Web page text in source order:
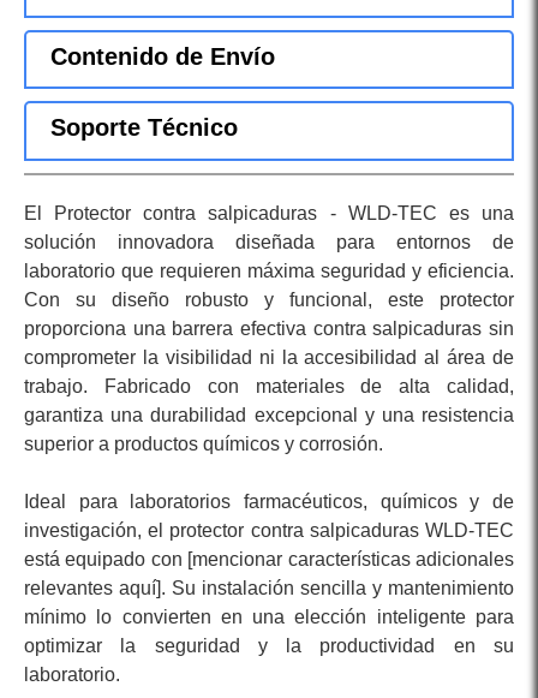
Contenido de Envío
Soporte Técnico
El Protector contra salpicaduras - WLD-TEC es una
solución innovadora diseñada para entornos de
laboratorio que requieren máxima seguridad y eficiencia.
Con su diseño robusto y funcional, este protector
proporciona una barrera efectiva contra salpicaduras sin
comprometer la visibilidad ni la accesibilidad al área de
trabajo. Fabricado con materiales de alta calidad,
garantiza una durabilidad excepcional y una resistencia
superior a productos químicos y corrosión.
Ideal para laboratorios farmacéuticos, químicos y de
investigación, el protector contra salpicaduras WLD-TEC
está equipado con [mencionar características adicionales
relevantes aquí]. Su instalación sencilla y mantenimiento
mínimo lo convierten en una elección inteligente para
optimizar la seguridad y la productividad en su
laboratorio.